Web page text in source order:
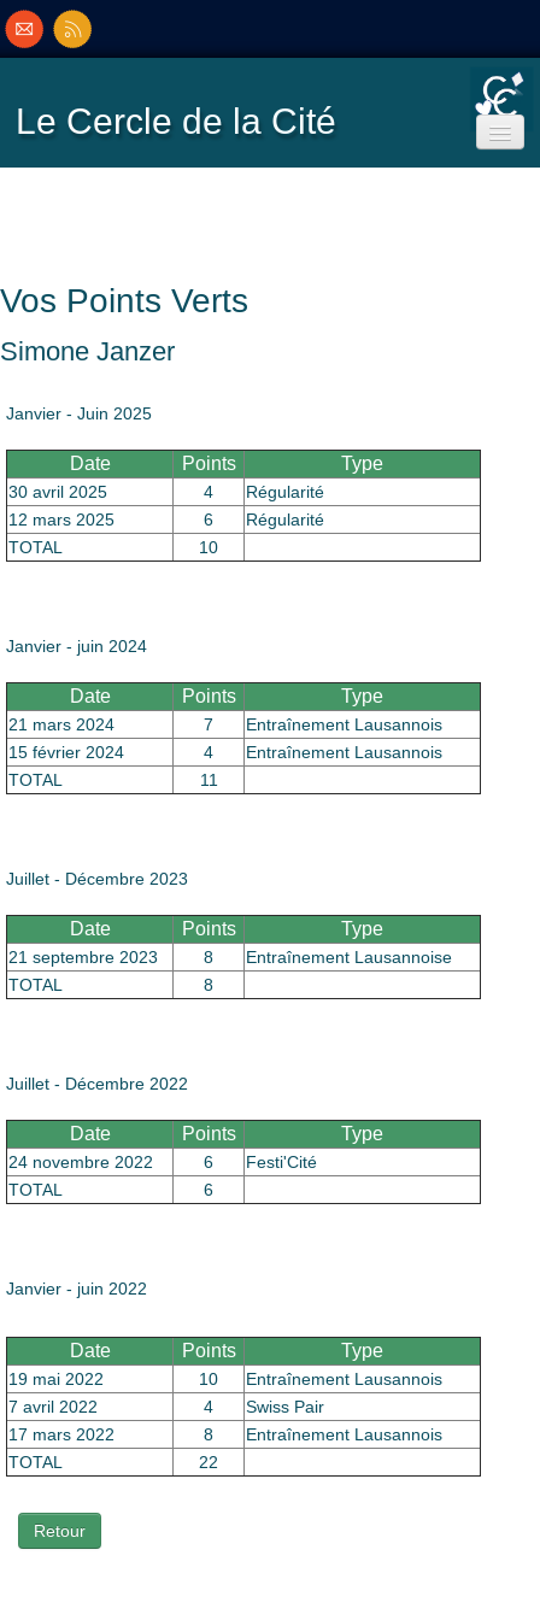
Le Cercle de la Cité
Classement
Le Club
Vos Points Verts
Simone Janzer
Janvier - Juin 2025
Date Points Type
30 avril 2025 4
Régularité
12 mars 2025
6
Régularité
TOTAL
10
Janvier - juin 2024
Date Points Type
21 mars 2024 7
Entraînement Lausannois
15 février 2024
4
Entraînement Lausannois
TOTAL
11
Juillet - Décembre 2023
Date Points Type
21 septembre 2023 8
Entraînement Lausannoise
TOTAL
8
Juillet - Décembre 2022
Date Points Type
24 novembre 2022 6
Festi'Cité
TOTAL
6
Janvier - juin 2022
Date Points Type
19 mai 2022 10
Entraînement Lausannois
7 avril 2022
4
Swiss Pair
17 mars 2022
8
Entraînement Lausannois
TOTAL
22
Retour